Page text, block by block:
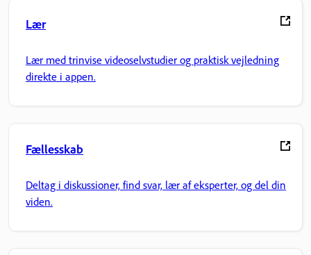
Lær
Lær med trinvise videoselvstudier og praktisk vejledning
direkte i appen.
Fællesskab
Deltag i diskussioner, find svar, lær af eksperter, og del din
viden.